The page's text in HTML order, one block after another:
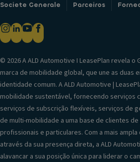
Societe Generale
Parceiros
© 2026 A ALD Automotive I LeasePlan revela o
marca de mobilidade global, que une as duas
identidade comum. A ALD Automotive |
mobilidade sustentável, fornecendo serviços
serviços de subscrição flexíveis, serviços de
de multi-mobilidade a uma base de clientes
profissionais e particulares. Com a mais
através da sua presença direta, a ALD
alavancar a sua posição única para liderar o